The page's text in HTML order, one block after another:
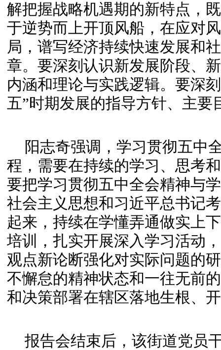
解把握战略机遇期的新特点，
于逆势而上开顶风船，在应对
局，谱写经济持续快速发展和
章。 要深刻认识新发展阶段、
内涵和理论与实践逻辑。 要深
五”时期发展的指导方针、主要
阳志奇强调，学习贯彻五中
程，需要在持续的学习、思考
要把学习贯彻五中全会精神与
社会主义思想和习近平总书记
起来，持续在学懂弄通做实上
培训，扎实开展深入学习活动
观点新论断强化对实际问题的
不懈怠的精神状态和一往无前
和决策部署在辖区落地生根、
报告会结束后，该街道党员